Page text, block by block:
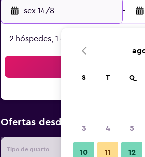
sex 14/8 -
2 hóspedes, 1 quarto
Ofertas desde preço por
Tipo de quarto Fornecedor
S T Q
3 4 5
10 11 12